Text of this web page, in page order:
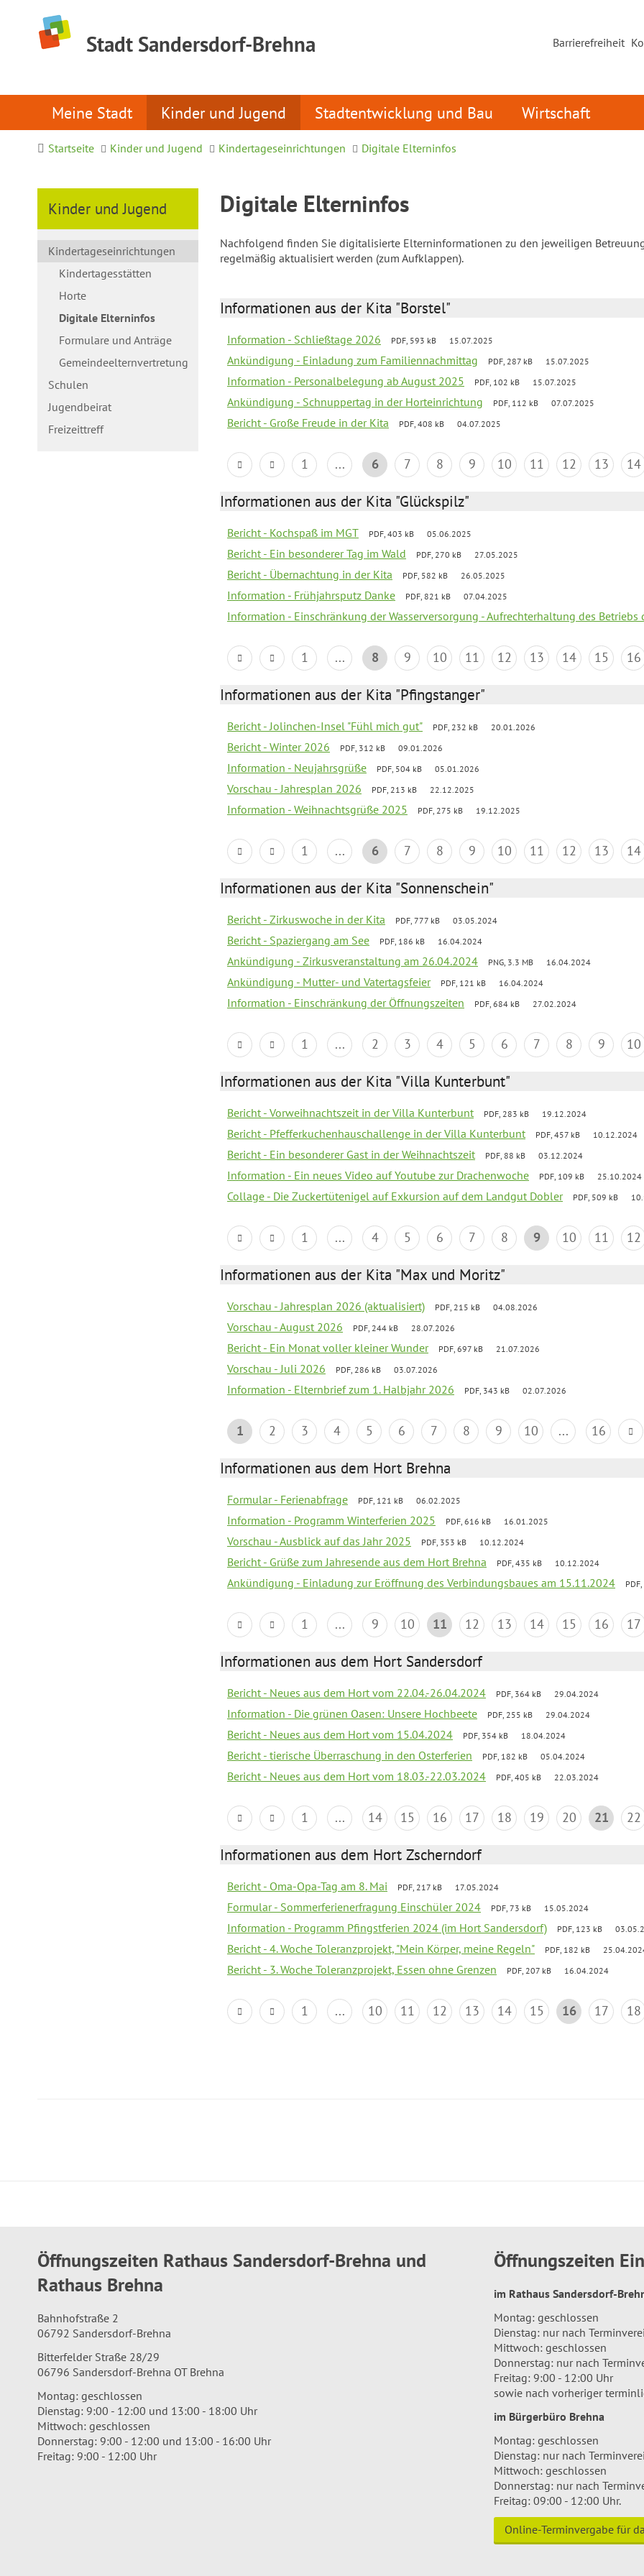
Stadt Sandersdorf-Brehna Barrierefreiheit
Meine Stadt Kinder und Jugend Stadtentwicklung und Bau Wirtschaft
Startseite Kinder und Jugend Kindertageseinrichtungen Digitale Elterninfos
Kinder und Jugend
Kindertageseinrichtungen
Kindertagesstätten
Horte
Digitale Elterninfos
Formulare und Anträge
Gemeindeelternvertretung
Schulen
Jugendbeirat
Freizeittreff
Digitale Elterninfos
Nachfolgend finden Sie digitalisierte Elterninformationen zu den jeweiligen
regelmäßig aktualisiert werden (zum Aufklappen).
Informationen aus der Kita "Borstel"
Information - Schließtage 2026 PDF, 593 kB 15.07.2025
Ankündigung - Einladung zum Familiennachmittag PDF, 287 kB 15.07.2025
Information - Personalbelegung ab August 2025 PDF, 102 kB 15.07.2025
Ankündigung - Schnuppertag in der Horteinrichtung PDF, 112 kB 07.07.2025
Bericht - Große Freude in der Kita PDF, 408 kB 04.07.2025
1 ... 6 7 8 9 10 11 12 13 14
Informationen aus der Kita "Glückspilz"
Bericht - Kochspaß im MGT PDF, 403 kB 05.06.2025
Bericht - Ein besonderer Tag im Wald PDF, 270 kB 27.05.2025
Bericht - Übernachtung in der Kita PDF, 582 kB 26.05.2025
Information - Frühjahrsputz Danke PDF, 821 kB 07.04.2025
Information - Einschränkung der Wasserversorgung - Aufrechterhaltung des Betriebs
1 ... 8 9 10 11 12 13 14 15 16
Informationen aus der Kita "Pfingstanger"
Bericht - Jolinchen-Insel "Fühl mich gut" PDF, 232 kB 20.01.2026
Bericht - Winter 2026 PDF, 312 kB 09.01.2026
Information - Neujahrsgrüße PDF, 504 kB 05.01.2026
Vorschau - Jahresplan 2026 PDF, 213 kB 22.12.2025
Information - Weihnachtsgrüße 2025 PDF, 275 kB 19.12.2025
1 ... 6 7 8 9 10 11 12 13 14
Informationen aus der Kita "Sonnenschein"
Bericht - Zirkuswoche in der Kita PDF, 777 kB 03.05.2024
Bericht - Spaziergang am See PDF, 186 kB 16.04.2024
Ankündigung - Zirkusveranstaltung am 26.04.2024 PNG, 3.3 MB 16.04.2024
Ankündigung - Mutter- und Vatertagsfeier PDF, 121 kB 16.04.2024
Information - Einschränkung der Öffnungszeiten PDF, 684 kB 27.02.2024
1 ... 2 3 4 5 6 7 8 9 10
Informationen aus der Kita "Villa Kunterbunt"
Bericht - Vorweihnachtszeit in der Villa Kunterbunt PDF, 283 kB 19.12.2024
Bericht - Pfefferkuchenhauschallenge in der Villa Kunterbunt PDF, 457 kB 10.12.2024
Bericht - Ein besonderer Gast in der Weihnachtszeit PDF, 88 kB 03.12.2024
Information - Ein neues Video auf Youtube zur Drachenwoche PDF, 109 kB 25.10.2024
Collage - Die Zuckertütenigel auf Exkursion auf dem Landgut Dobler PDF, 509 kB
1 ... 4 5 6 7 8 9 10 11 12
Informationen aus der Kita "Max und Moritz"
Vorschau - Jahresplan 2026 (aktualisiert) PDF, 215 kB 04.08.2026
Vorschau - August 2026 PDF, 244 kB 28.07.2026
Bericht - Ein Monat voller kleiner Wunder PDF, 697 kB 21.07.2026
Vorschau - Juli 2026 PDF, 286 kB 03.07.2026
Information - Elternbrief zum 1. Halbjahr 2026 PDF, 343 kB 02.07.2026
1 2 3 4 5 6 7 8 9 10 ... 16
Informationen aus dem Hort Brehna
Formular - Ferienabfrage PDF, 121 kB 06.02.2025
Information - Programm Winterferien 2025 PDF, 616 kB 16.01.2025
Vorschau - Ausblick auf das Jahr 2025 PDF, 353 kB 10.12.2024
Bericht - Grüße zum Jahresende aus dem Hort Brehna PDF, 435 kB 10.12.2024
Ankündigung - Einladung zur Eröffnung des Verbindungsbaues am 15.11.2024
1 ... 9 10 11 12 13 14 15 16 17
Informationen aus dem Hort Sandersdorf
Bericht - Neues aus dem Hort vom 22.04.-26.04.2024 PDF, 364 kB 29.04.2024
Information - Die grünen Oasen: Unsere Hochbeete PDF, 255 kB 29.04.2024
Bericht - Neues aus dem Hort vom 15.04.2024 PDF, 354 kB 18.04.2024
Bericht - tierische Überraschung in den Osterferien PDF, 182 kB 05.04.2024
Bericht - Neues aus dem Hort vom 18.03.-22.03.2024 PDF, 405 kB 22.03.2024
1 ... 14 15 16 17 18 19 20 21 22
Informationen aus dem Hort Zscherndorf
Bericht - Oma-Opa-Tag am 8. Mai PDF, 217 kB 17.05.2024
Formular - Sommerferienerfragung Einschüler 2024 PDF, 73 kB 15.05.2024
Information - Programm Pfingstferien 2024 (im Hort Sandersdorf) PDF, 123 kB
Bericht - 4. Woche Toleranzprojekt, "Mein Körper, meine Regeln" PDF, 182 kB
Bericht - 3. Woche Toleranzprojekt, Essen ohne Grenzen PDF, 207 kB 16.04.2024
1 ... 10 11 12 13 14 15 16 17 18
Öffnungszeiten Rathaus Sandersdorf-Brehna und
Rathaus Brehna
Bahnhofstraße 2
06792 Sandersdorf-Brehna
Bitterfelder Straße 28/29
06796 Sandersdorf-Brehna OT Brehna
Montag: geschlossen
Dienstag: 9:00 - 12:00 und 13:00 - 18:00 Uhr
Mittwoch: geschlossen
Donnerstag: 9:00 - 12:00 und 13:00 - 16:00 Uhr
Freitag: 9:00 - 12:00 Uhr
Öffnungszeiten
im Rathaus Sandersdorf-
Montag: geschlossen
Dienstag: nur nach
Mittwoch: geschlossen
Donnerstag: nur nach
Freitag: 9:00 - 12:00 Uhr
sowie nach vorheriger
im Bürgerbüro Brehna
Montag: geschlossen
Dienstag: nur nach
Mittwoch: geschlossen
Donnerstag: nur nach
Freitag: 09:00 - 12:00 Uhr.
Online-Terminvergabe für